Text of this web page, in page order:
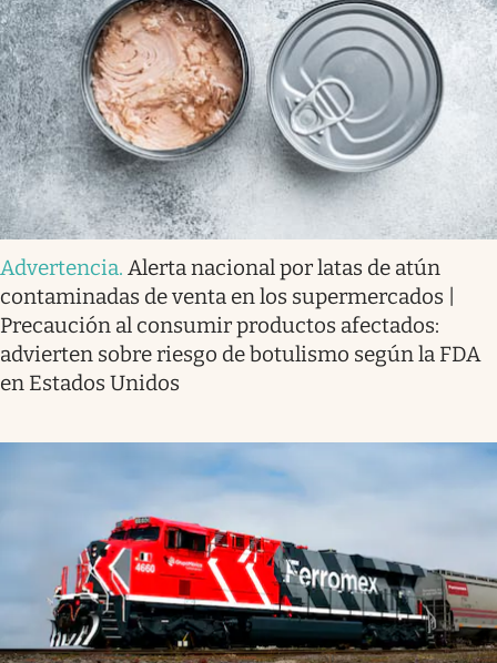
Advertencia. Alerta nacional por latas de atún
contaminadas de venta en los supermercados |
Precaución al consumir productos afectados:
advierten sobre riesgo de botulismo según la FDA
en Estados Unidos